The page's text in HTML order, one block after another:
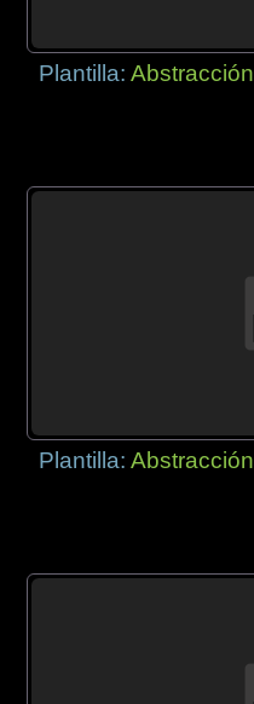
Plantilla:Abstracción
Plantilla:Abstracción